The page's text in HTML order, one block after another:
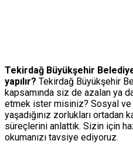
Tekirdağ Büyükşehir
yapılır? Tekirdağ Büyükşehir
kapsamında siz de azalan ya
etmek ister misiniz? Sosyal ve
yaşadığınız zorlukları ortadan
süreçlerini anlattık. Sizin için
okumanızı tavsiye ediyoruz.